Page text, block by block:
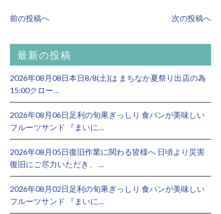
前の投稿へ 次の投稿へ
最新の投稿
2026年08月08日本日8/8(土)は まちなか夏祭り出店の為
15:00クロー…
2026年08月06日足利の旬果ぎっしり 食パンが美味しい
フルーツサンド 『まいに…
2026年08月05日復旧作業に関わる皆様へ 日頃より災害
復旧にご尽力いただき、 …
2026年08月02日足利の旬果ぎっしり 食パンが美味しい
フルーツサンド 『まいに…